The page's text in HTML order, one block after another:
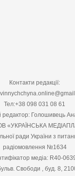
Контакти редакції:
Тел:+38 098 031 08 61
редактор: Голошивець
«УКРАЇНСЬКА
ради України з
радіомовлення №1634
медіа: R40-
Свободи , буд. 8,